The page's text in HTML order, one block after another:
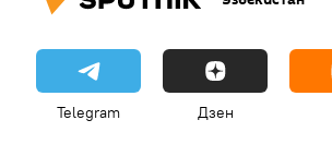
Telegram Дзен